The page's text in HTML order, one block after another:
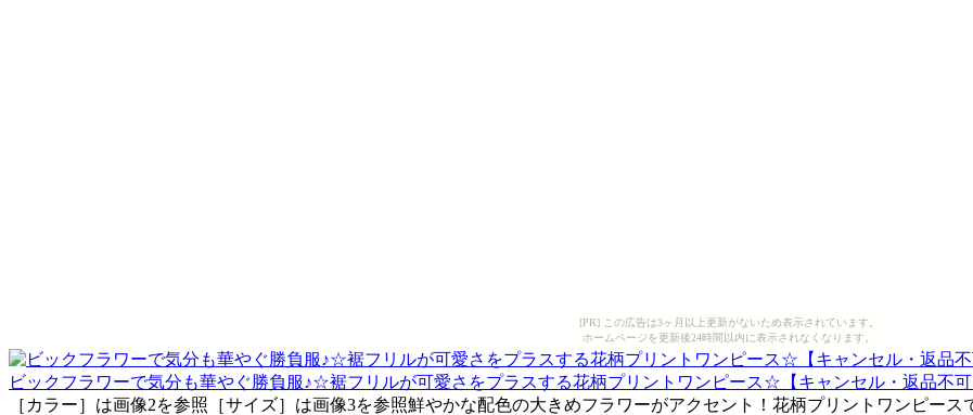
[PR] この広告は3ヶ月以上更新がないため表示されています。
ホームページを更新後24時間以内に表示されなくなります。
ビックフラワーで気分も華やぐ勝負服♪☆裾フリルが可愛さをプラスする花柄プリントワンピース☆【キャンセル・返品不可
［カラー］は画像2を参照［サイズ］は画像3を参照鮮やかな配色の大きめフラワーがアクセント！花柄プリントワンピー